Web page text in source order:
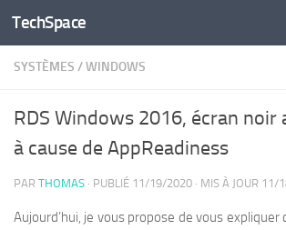
Skip to content
TechSpace
SYSTÈMES /WINDOWS
RDS Windows 2016, écran noir
à cause de AppReadiness
PAR THOMAS · PUBLIÉ 11/19/2020 · MIS À JOUR 11/
Aujourd’hui, je vous propose de vous expliquer